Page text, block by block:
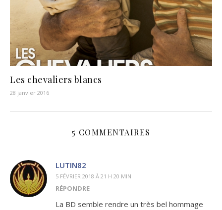
Les chevaliers blancs
28 janvier 2016
5 COMMENTAIRES
LUTIN82
5 FÉVRIER 2018 À 21 H 20 MIN
RÉPONDRE
La BD semble rendre un très bel hommage